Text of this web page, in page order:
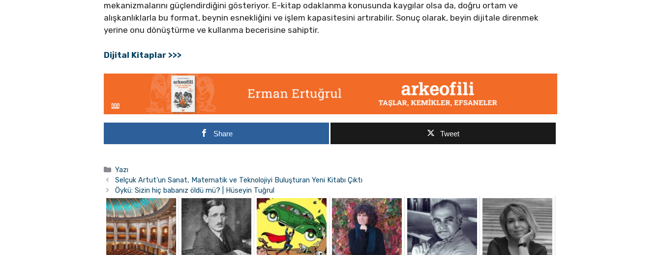
mekanizmalarını güçlendirdiğini gösteriyor. E-kitap odaklanma konusunda kaygılar olsa da, doğru ortam ve
alışkanlıklarla bu format, beynin esnekliğini ve işlem kapasitesini artırabilir. Sonuç olarak, beyin dijitale direnmek
yerine onu dönüştürme ve kullanma becerisine sahiptir.
Dijital Kitaplar >>>
Share Tweet
Kategoriler
Yazı
Selçuk Artut’un Sanat, Matematik ve Teknolojiyi Buluşturan Yeni Kitabı Çıktı
Öykü: Sizin hiç babanız öldü mü? | Hüseyin Tuğrul